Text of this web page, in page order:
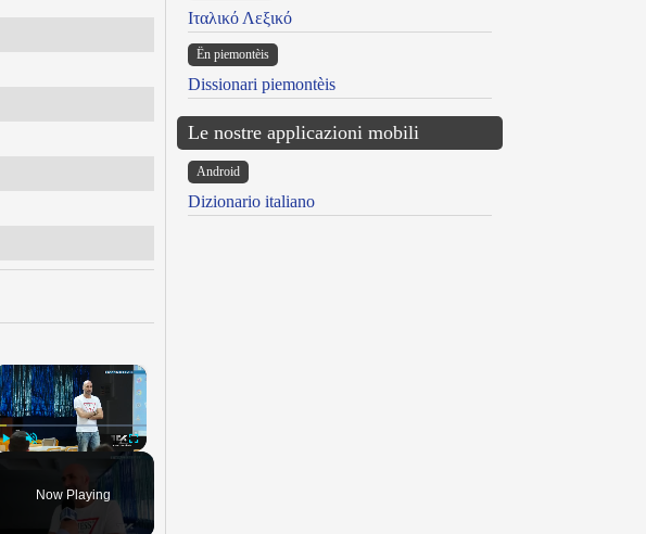
×
Fullscreen
Now Playing
Ιταλικό Λεξικό
Ën piemontèis
Dissionari piemontèis
Le nostre applicazioni mobili
Android
Dizionario italiano